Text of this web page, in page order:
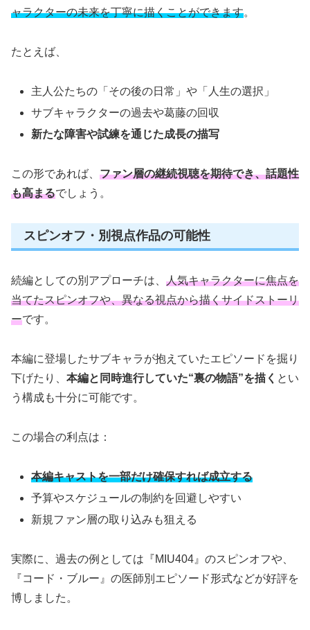
ャラクターの未来を丁寧に描くことができます。
たとえば、
主人公たちの「その後の日常」や「人生の選択」
サブキャラクターの過去や葛藤の回収
新たな障害や試練を通じた成長の描写
この形であれば、 ファン層の継続視聴を期待でき、話題性
も高まるでしょう。
スピンオフ・別視点作品の可能性
続編としての別アプローチは、 人気キャラクターに焦点を
当てたスピンオフや、異なる視点から描くサイドストーリ
ーです。
本編に登場したサブキャラが抱えていたエピソードを掘り
下げたり、 本編と同時進行していた“裏の物語”を描く とい
う構成も十分に可能です。
この場合の利点は：
本編キャストを一部だけ確保すれば成立する
予算やスケジュールの制約を回避しやすい
新規ファン層の取り込みも狙える
実際に、過去の例としては『MIU404』のスピンオフや、
『コード・ブルー』の医師別エピソード形式などが好評を
博しました。